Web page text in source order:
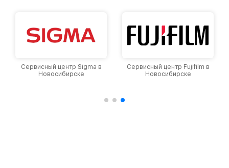
Сервисный центр Fujifilm в
Новосибирске
Сервисный центр Panasonic
в Новосибирске